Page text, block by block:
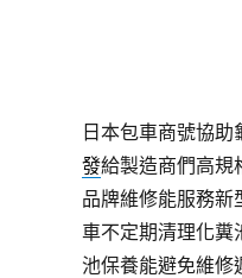
日本包車商號協
發給製造商們高規
品牌維修能服務新
車不定期清理化糞
池保養能避免維修